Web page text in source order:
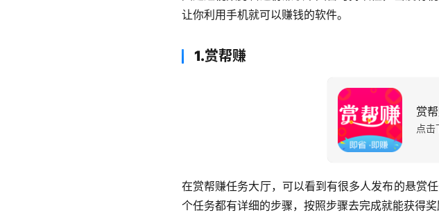
让你利用手机就可以赚钱的软件。
1.赏帮赚
赏
点击
在赏帮赚任务大厅，可以看到有很多人发布的悬赏
个任务都有详细的步骤，按照步骤去完成就能获得奖